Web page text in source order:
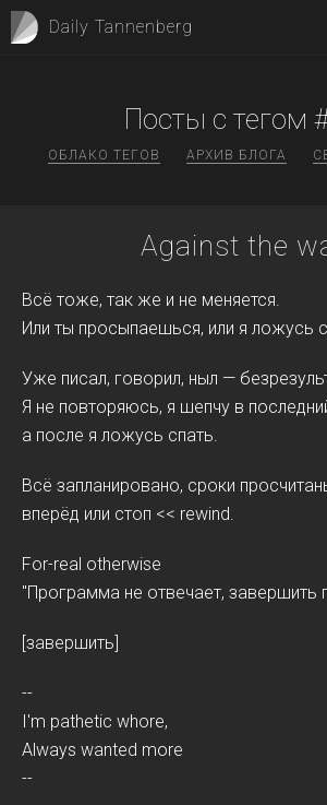
Daily Tannenberg
Посты с тегом
ОБЛАКО ТЕГОВ АРХИВ БЛОГА
Against the
Всё тоже, так же и не меняется.
Или ты просыпаешься, или я ложусь
Уже писал, говорил, ныл —
Я не повторяюсь, я шепчу в
а после я ложусь спать.
Всё запланировано, сроки
вперёд или стоп << rewind.
For-real otherwise
"Программа не отвечает, завершить
[завершить]
--
I'm pathetic whore,
Always wanted more
--